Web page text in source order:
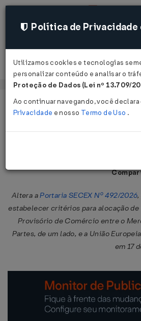
Página Inicial Legislações
Portaria SECEX Nº
Altera aPortaria SECEX Nº 492/2026
estabelecer critérios para alocação
Provisório de Comércio entre o
Partes, de um lado, e a União
em 17
Política de Privacidade
Utilizamos cookies e tecnologias
personalizar conteúdo e analisar o
Proteção de Dados (Lei nº 13.709/
Ao continuar navegando, você
Privacidade e nosso Termo de Uso .